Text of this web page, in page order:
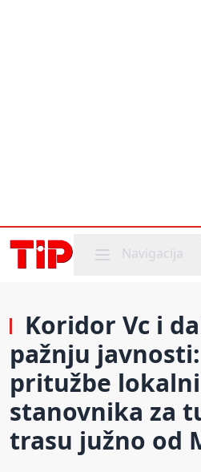
Mobile menu
Navigacija
Koridor Vc i
pažnju
pritužbe
stanovnika za
trasu južno od